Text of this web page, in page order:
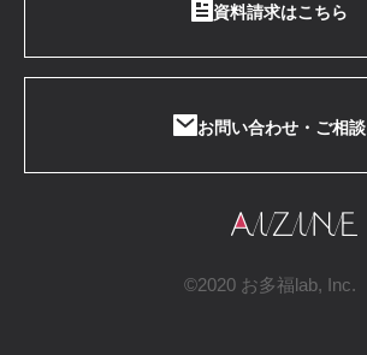
資料請求はこちら
お問い合わせ・ご相談
©2020 お多福lab, Inc.